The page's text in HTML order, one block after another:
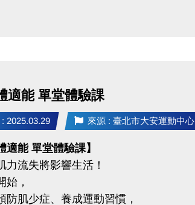
適能 單堂體驗課
2025.03.29 來源 : 臺北市大安運動中心
適能 單堂體驗課】
力流失將影響生活！
始，
防肌少症、養成運動習慣，